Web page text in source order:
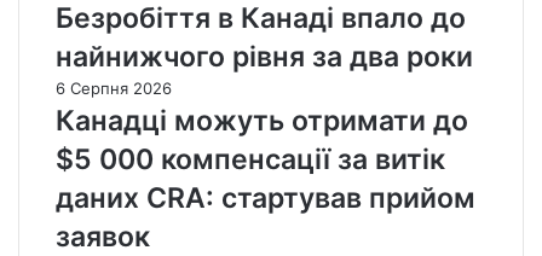
Безробіття в Канаді впало до
найнижчого рівня за два роки
6 Серпня 2026
Канадці можуть отримати до
$5 000 компенсації за витік
даних CRA: стартував прийом
заявок